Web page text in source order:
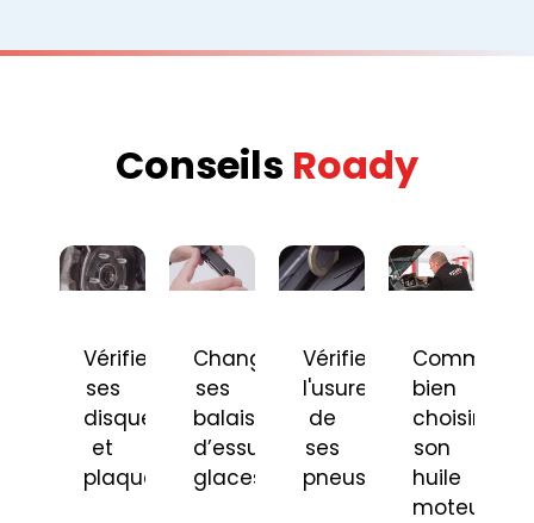
Conseils Roady
Vérifier
ses
disques
et
plaquettes
Changer
ses
balais
d’essuie-
glaces
Vérifier
l'usure
de
ses
pneus
Comment
bien
choisir
son
huile
moteur